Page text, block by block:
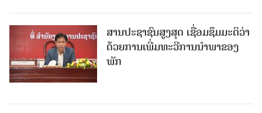
ສານປະຊາຊົນສູງສຸດ ເຊື່ອມຊຶມມະຕິວ່າ
ດ້ວຍການເພີ່ມທະວີການນຳພາຂອງ
ພັກ